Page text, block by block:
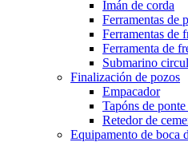
Imán de corda
Ferramentas de
Ferramentas de
Ferramenta de
Submarino
Finalización de pozos
Empacador
Tapóns de
Retedor de
Equipamento de boca